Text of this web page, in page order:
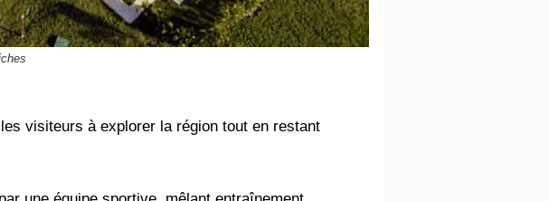
visiteurs à explorer la région tout en restant